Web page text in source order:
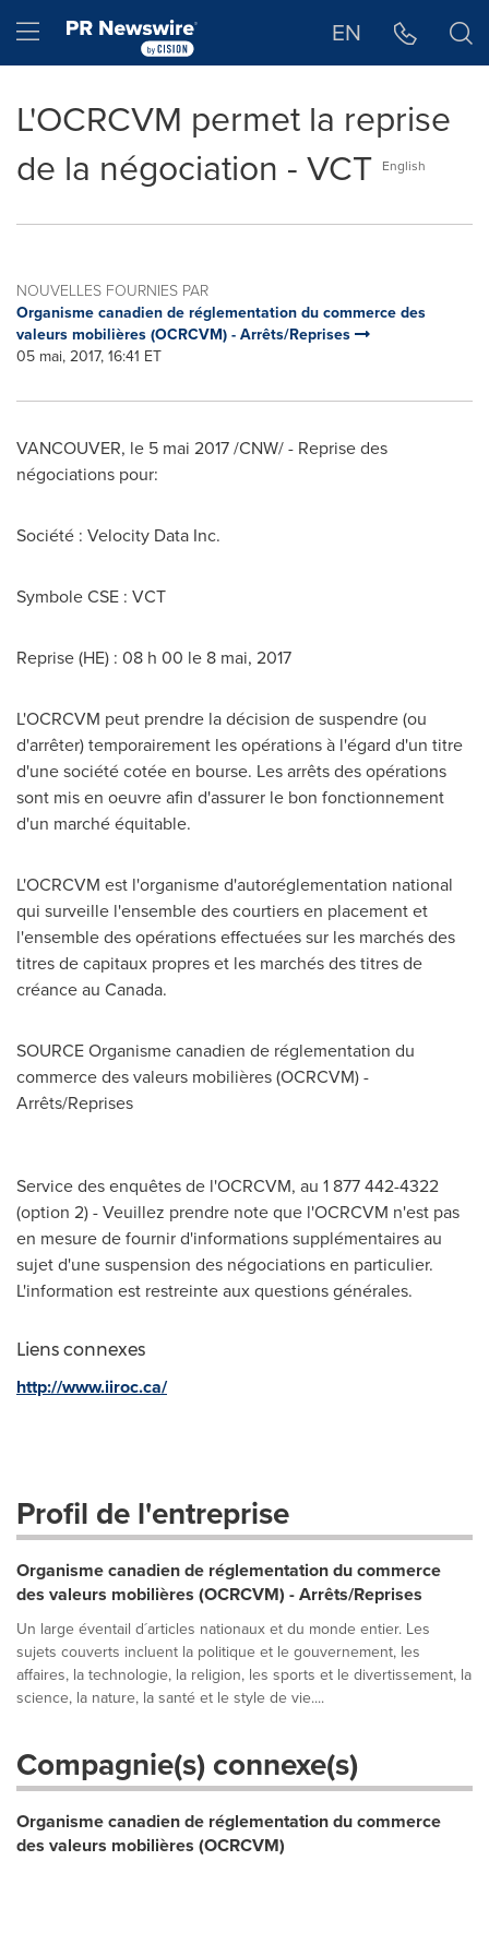
Hamburger menu EN
L'OCRCVM permet la reprise
de la négociation - VCT English
NOUVELLES FOURNIES PAR
Organisme canadien de réglementation du commerce des
valeurs mobilières (OCRCVM) - Arrêts/Reprises
05 mai, 2017, 16:41 ET
VANCOUVER, le 5 mai 2017 /CNW/ - Reprise des
négociations pour:
Société : Velocity Data Inc.
Symbole CSE : VCT
Reprise (HE) : 08 h 00 le 8 mai, 2017
L'OCRCVM peut prendre la décision de suspendre (ou
d'arrêter) temporairement les opérations à l'égard d'un titre
d'une société cotée en bourse. Les arrêts des opérations
sont mis en oeuvre afin d'assurer le bon fonctionnement
d'un marché équitable.
L'OCRCVM est l'organisme d'autoréglementation national
qui surveille l'ensemble des courtiers en placement et
l'ensemble des opérations effectuées sur les marchés des
titres de capitaux propres et les marchés des titres de
créance au Canada.
SOURCE Organisme canadien de réglementation du
commerce des valeurs mobilières (OCRCVM) -
Arrêts/Reprises
Service des enquêtes de l'OCRCVM, au 1 877 442-4322
(option 2) - Veuillez prendre note que l'OCRCVM n'est pas
en mesure de fournir d'informations supplémentaires au
sujet d'une suspension des négociations en particulier.
L'information est restreinte aux questions générales.
Liens connexes
http://www.iiroc.ca/
Profil de l'entreprise
Organisme canadien de réglementation du commerce
des valeurs mobilières (OCRCVM) - Arrêts/Reprises
Un large éventail d´articles nationaux et du monde entier. Les
sujets couverts incluent la politique et le gouvernement, les
affaires, la technologie, la religion, les sports et le divertissement, la
science, la nature, la santé et le style de vie....
Compagnie(s) connexe(s)
Organisme canadien de réglementation du commerce
des valeurs mobilières (OCRCVM)